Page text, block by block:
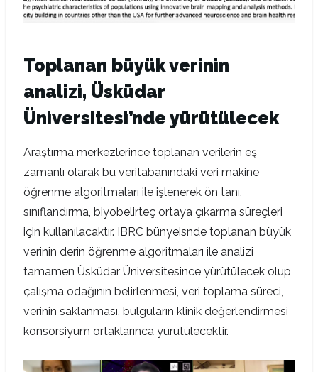
Toplanan büyük verinin
analizi, Üsküdar
Üniversitesi’nde yürütülecek
Araştırma merkezlerince toplanan verilerin eş
zamanlı olarak bu veritabanındaki veri makine
öğrenme algoritmaları ile işlenerek ön tanı,
sınıflandırma, biyobelirteç ortaya çıkarma süreçleri
için kullanılacaktır. IBRC bünyeisnde toplanan büyük
verinin derin öğrenme algoritmaları ile analizi
tamamen Üsküdar Üniversitesince yürütülecek olup
çalışma odağının belirlenmesi, veri toplama süreci,
verinin saklanması, bulguların klinik değerlendirmesi
konsorsiyum ortaklarınca yürütülecektir.